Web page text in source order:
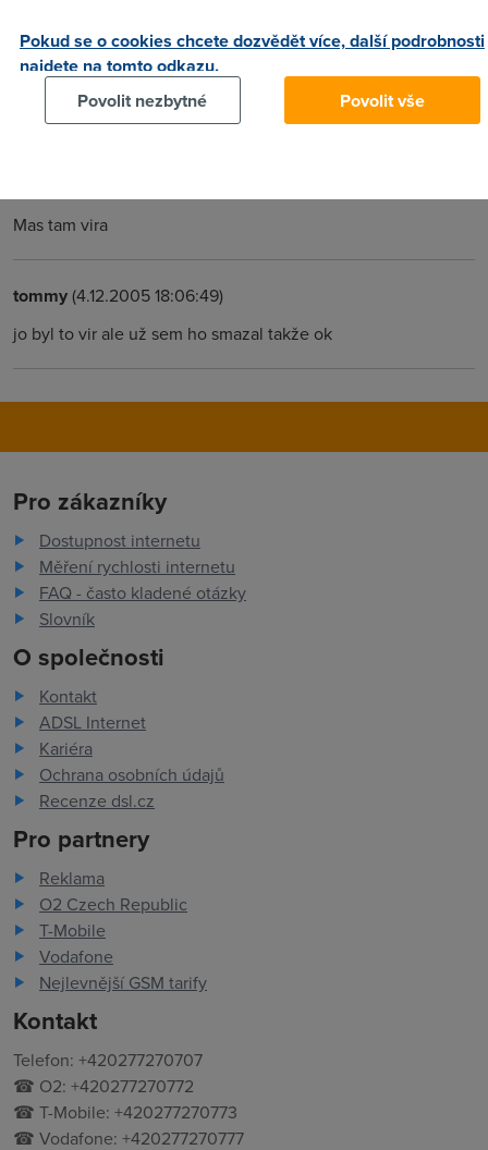
tommy(4.12.2005 00:24:31)
Ale pingy mám 700 až 1000 a to v příkazovím řádku!!A na
gamezone v CoD 1000 normalka...to semi nezda normalni
Mas tam vira
tommy(4.12.2005 18:06:49)
jo byl to vir ale už sem ho smazal takže ok
Pro zákazníky
Dostupnost internetu
Měření rychlosti internetu
FAQ - často kladené otázky
Slovník
O společnosti
Kontakt
ADSL Internet
Kariéra
Ochrana osobních údajů
Recenze dsl.cz
Pro partnery
Reklama
O2 Czech Republic
T-Mobile
Vodafone
Nejlevnější GSM tarify
Kontakt
Telefon: +420277270707
☎ O2: +420277270772
☎ T-Mobile: +420277270773
☎ Vodafone: +420277270777
Pokud se o cookies chcete dozvědět více, další podrobnosti
najdete na tomto odkazu.
Povolit nezbytné
Povolit vše